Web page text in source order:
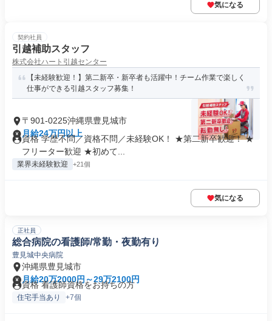
気になる
契約社員
引越補助スタッフ
株式会社ハート引越センター
【未経験歓迎！】第二新卒・新卒者も活躍中！チーム作業で楽しく
仕事ができる引越スタッフ募集！
〒901-0225沖縄県豊見城市
月給24万円以上
資格 学歴不問／資格不問／未経験OK！ ★第二新卒歓迎！ ★
フリーター歓迎 ★初めて...
業界未経験歓迎 +21個
気になる
正社員
総合病院の看護師/常勤・夜勤有り
豊見城中央病院
沖縄県豊見城市
月給20万2000円～29万2100円
資格 看護師資格をお持ちの方
住宅手当あり +7個